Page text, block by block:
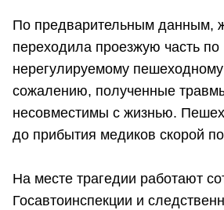
По предварительным данным,
переходила проезжую часть по
нерегулируемому
сожалению, полученные
несовместимы с жизнью.
до прибытия медиков скорой
На месте трагедии работают
Госавтоинспекции и